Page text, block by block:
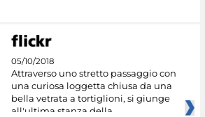
05/10/2018
Attraverso uno stretto passaggio con
una curiosa loggetta chiusa da una
bella vetrata a tortiglioni, si giunge
all'ultima stanza della